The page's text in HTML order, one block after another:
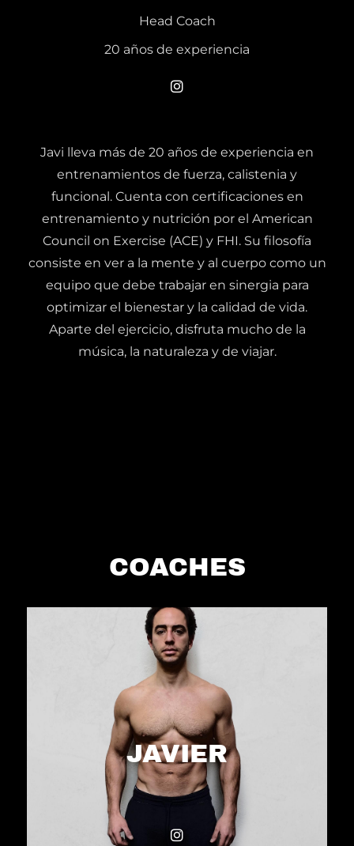
Head Coach
20 años de experiencia
Javi lleva más de 20 años de experiencia en
entrenamientos de fuerza, calistenia y
funcional. Cuenta con certificaciones en
entrenamiento y nutrición por el American
Council on Exercise (ACE) y FHI. Su filosofía
consiste en ver a la mente y al cuerpo como un
equipo que debe trabajar en sinergia para
optimizar el bienestar y la calidad de vida.
Aparte del ejercicio, disfruta mucho de la
música, la naturaleza y de viajar.
COACHES
JAVIER